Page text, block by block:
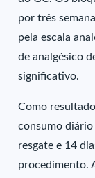
por três
pela escala
de analgésico
significativo.
Como
consumo
resgate e 14
procedimento.